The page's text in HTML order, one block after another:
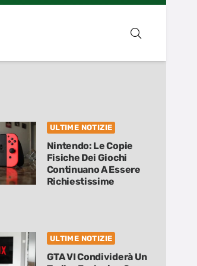
ULTIME NOTIZIE
Nintendo: Le Copie
Fisiche Dei Giochi
Continuano A Essere
Richiestissime
ULTIME NOTIZIE
GTA VI Condividerà Un